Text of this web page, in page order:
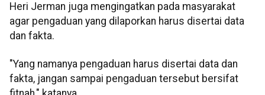
Heri Jerman juga mengingatkan pada masyarakat
agar pengaduan yang dilaporkan harus disertai data
dan fakta.
"Yang namanya pengaduan harus disertai data dan
fakta, jangan sampai pengaduan tersebut bersifat